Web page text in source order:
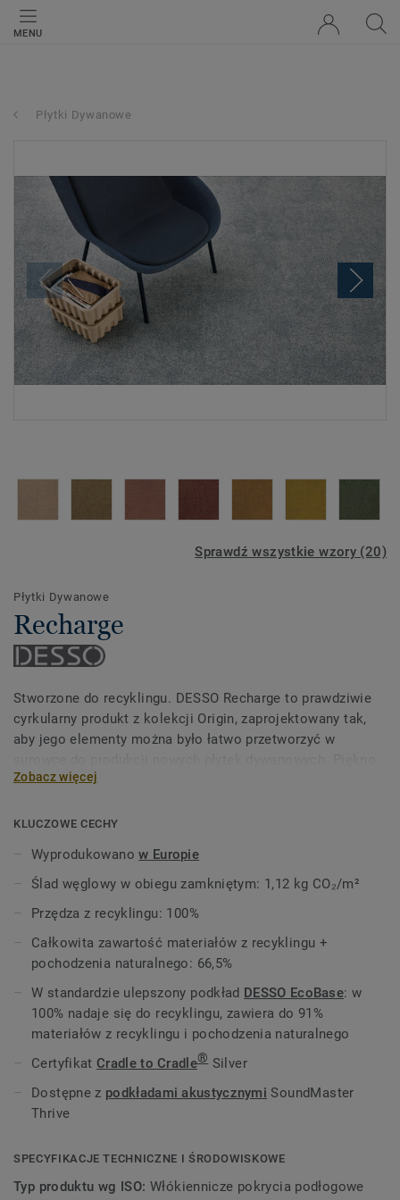
MENU
Płytki Dywanowe
Sprawdź wszystkie wzory (20)
Płytki Dywanowe
Recharge
Stworzone do recyklingu. DESSO Recharge to prawdziwie
cyrkularny produkt z kolekcji Origin, zaprojektowany tak,
aby jego elementy można było łatwo przetworzyć w
cyrkularności tkwi w nieregularności i niejednorodnej
podziwiania, raz za razem.
Tak jak kolekcje płytek dywanowych z rodziny Origin:
Emerge, Evolve i Retrace, także ta kolekcja czerpie
nawiązuje do przetworzonej kredy wykorzystywanej przy
produkcji podkładu EcoBase i dzieli tę samą, piękną paletę
kolorystyczną co kolekcjaDESSO Retrace
atrakcyjny kontrast z bardziej stonowanymi tonami
kolorystycznymi obecnymi w kolekcjach Emerge i Evolve.
Kolekcja jest częścią oferty Circular Selection.
Zobacz więcej
KLUCZOWE CECHY
Wyprodukowanow Europie
Ślad węglowy w obiegu zamkniętym: 1,12 kg CO₂/m²
Przędza z recyklingu: 100%
Całkowita zawartość materiałów z recyklingu +
pochodzenia naturalnego: 66,5%
W standardzie ulepszony podkład DESSO EcoBase: w
100% nadaje się do recyklingu, zawiera do 91%
materiałów z recyklingu i pochodzenia naturalnego
Certyfikat Cradle to Cradle®Silver
Dostępne z podkładami akustycznymi SoundMaster
Thrive
SPECYFIKACJE TECHNICZNE I ŚRODOWISKOWE
Typ produktu wg ISO: Włókiennicze pokrycia podłogowe